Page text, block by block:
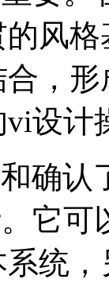
风
，
设计
确
它可
统